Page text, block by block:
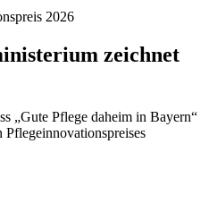
2026
zeichnet
„Gute Pflege daheim in Bayern“
Pflegeinnovationspreises